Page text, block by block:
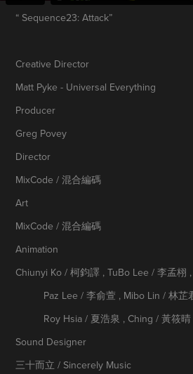
“ Sequence23: Attack”
Creative Director
Matt Pyke - Universal Everything
Producer
Greg Povey
Director
MixCode / 混合編碼
Art
MixCode / 混合編碼
Animation
Chiunyi Ko / 柯鈞譯 , TuBo Lee / 李孟栩 ,
Paz Lee / 李俞萱 , Mibo Lin / 林芷
Roy Hsia / 夏浩泉 , Ching / 黃筱晴 ,
Sound Designer
三十而立 / Sincerely Music